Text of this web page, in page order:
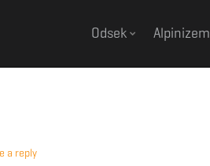
Odsek Alpinizem
a reply